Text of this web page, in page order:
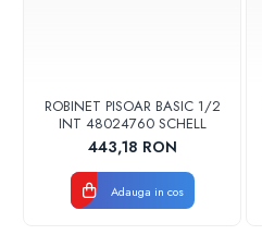
ROBINET PISOAR BASIC 1/2
INT 48024760 SCHELL
443,18 RON
Adauga in cos